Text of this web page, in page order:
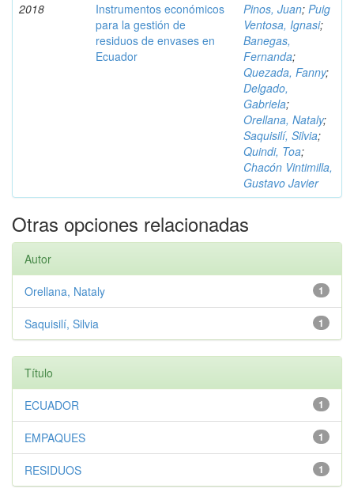
2018
Instrumentos económicos
para la gestión de
residuos de envases en
Ecuador
Pinos, Juan; Puig
Ventosa, Ignasi;
Banegas,
Fernanda;
Quezada, Fanny;
Delgado,
Gabriela;
Orellana, Nataly;
Saquisilí, Silvia;
Quindi, Toa;
Chacón Vintimilla,
Gustavo Javier
Otras opciones relacionadas
Autor
1
Orellana, Nataly
1
Saquisilí, Silvia
Título
1
ECUADOR
1
EMPAQUES
1
RESIDUOS